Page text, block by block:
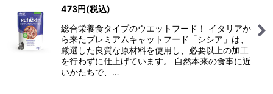
473円(税込)
総合栄養食タイプのウエットフード！ イタリアか
ら来たプレミアムキャットフード「シシア」は、
厳選した良質な原材料を使用し、必要以上の加工
を行わずに仕上げています。 自然本来の食事に近
いかたちで、…